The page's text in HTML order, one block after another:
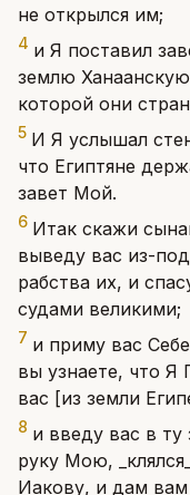
не открылся им;
4 и Я поставил
землю
которой они
5 И Я услышал
что Египтяне
завет Мой.
6 Итак скажи
выведу вас из-
рабства их, и
судами великими;
7 и приму вас
вы узнаете, что
вас [из земли
8 и введу вас в
руку Мою,
Иакову, и дам вам